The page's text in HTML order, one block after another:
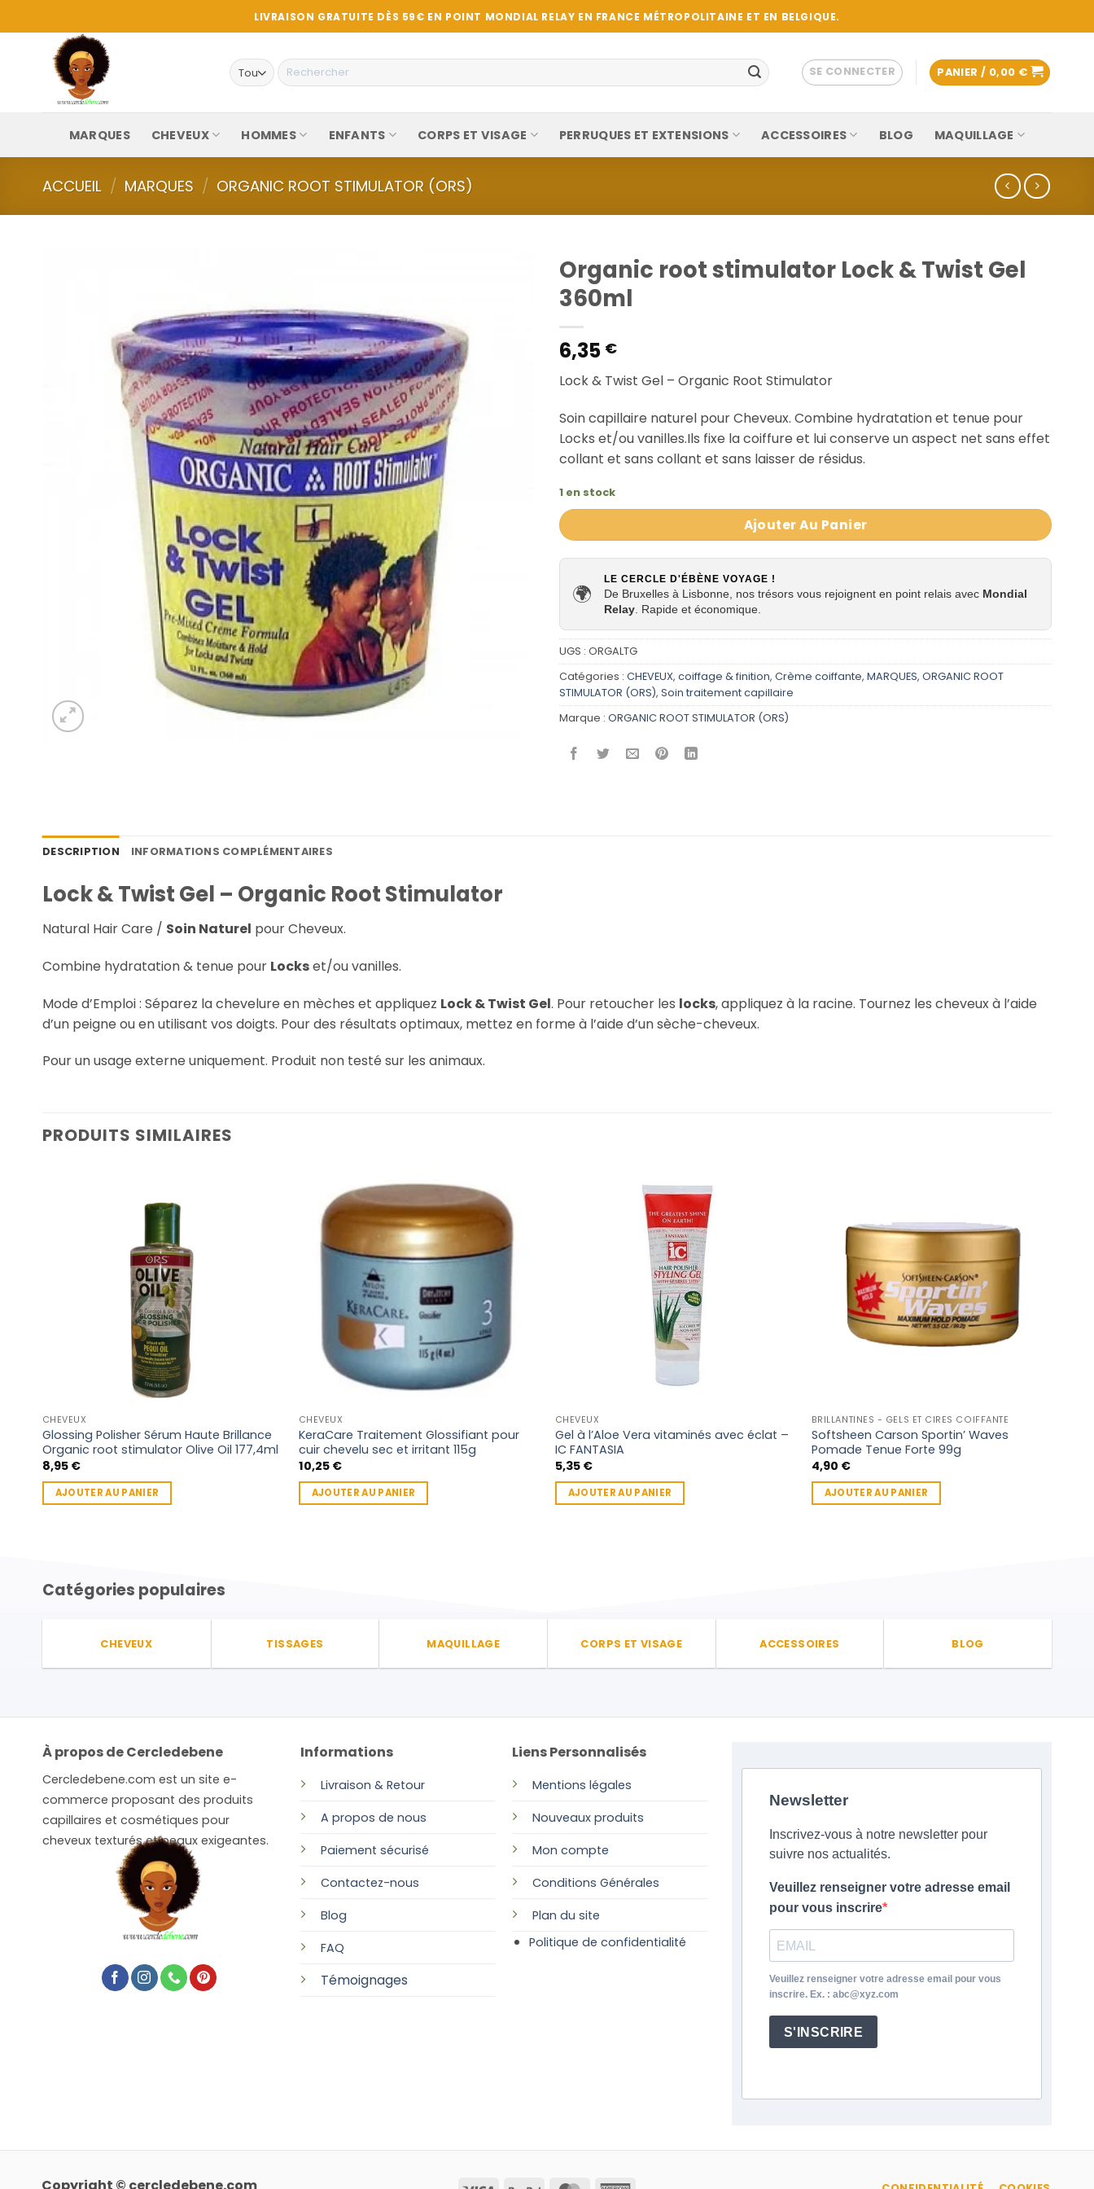
au
LIVRAISON GRATUITE DÈS 59€ EN POINT MONDIAL RELAY EN FRANCE MÉTROPOLITAINE ET EN BELGIQUE.
Recherche
pour :
SE CONNECTER PANIER / 0,00 €
MARQUES CHEVEUX HOMMES ENFANTS CORPS ET VISAGE PERRUQUES ET EXTENSIONS ACCESSOIRES BLOG MAQUILLAGE
ACCUEIL / MARQUES / ORGANIC ROOT STIMULATOR (ORS)
Organic root stimulator Lock & Twist Gel
360ml
6,35 €
Lock & Twist Gel – Organic Root Stimulator
Soin capillaire naturel pour Cheveux. Combine hydratation et tenue pour
Locks et/ou vanilles.Ils fixe la coiffure et lui conserve un aspect net sans effet
collant et sans collant et sans laisser de résidus.
1 en stock
Ajouter Au Panier
🌍
LE CERCLE D'ÉBÈNE VOYAGE !
De Bruxelles à Lisbonne, nos trésors vous rejoignent en point relais avec Mondial
Relay. Rapide et économique.
UGS : ORGALTG
Catégories : CHEVEUX, coiffage & finition, Crème coiffante, MARQUES, ORGANIC ROOT
STIMULATOR (ORS), Soin traitement capillaire
Marque : ORGANIC ROOT STIMULATOR (ORS)
DESCRIPTION INFORMATIONS COMPLÉMENTAIRES
Lock & Twist Gel – Organic Root Stimulator
Natural Hair Care / Soin Naturel pour Cheveux.
Combine hydratation & tenue pour Lockset/ou vanilles.
Mode d’Emploi : Séparez la chevelure en mèches et appliquez Lock & Twist Gel. Pour retoucher les locks, appliquez à la racine. Tournez les cheveux à l’aide
d’un peigne ou en utilisant vos doigts. Pour des résultats optimaux, mettez en forme à l’aide d’un sèche-cheveux.
Pour un usage externe uniquement. Produit non testé sur les animaux.
PRODUITS SIMILAIRES
CHEVEUX
Glossing Polisher Sérum Haute Brillance
Organic root stimulator Olive Oil 177,4ml
8,95 €
AJOUTER AU PANIER
CHEVEUX
KeraCare Traitement Glossifiant pour
cuir chevelu sec et irritant 115g
10,25 €
AJOUTER AU PANIER
CHEVEUX
Gel à l’Aloe Vera vitaminés avec éclat –
IC FANTASIA
5,35 €
AJOUTER AU PANIER
BRILLANTINES - GELS ET CIRES COIFFANTE
Softsheen Carson Sportin’ Waves
Pomade Tenue Forte 99g
4,90 €
AJOUTER AU PANIER
Catégories populaires
CHEVEUX TISSAGES MAQUILLAGE CORPS ET VISAGE ACCESSOIRES BLOG
À propos de Cercledebene
Cercledebene.com est un site e-
commerce proposant des produits
capillaires et cosmétiques pour
cheveux texturés et peaux exigeantes.
Informations
Livraison & Retour
A propos de nous
Paiement sécurisé
Contactez-nous
Blog
FAQ
Témoignages
Liens Personnalisés
Mentions légales
Nouveaux produits
Mon compte
Conditions Générales
Plan du site
Politique de confidentialité
Newsletter
Inscrivez-vous à notre newsletter pour
suivre nos actualités.
Veuillez renseigner votre adresse email
pour vous inscrire
Veuillez renseigner votre adresse email pour vous
inscrire. Ex. : abc@xyz.com
S'INSCRIRE
Copyright © cercledebene.com